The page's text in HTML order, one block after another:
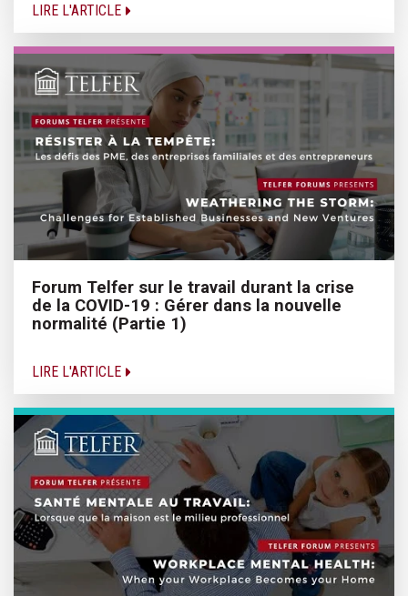
LIRE L'ARTICLE
Forum Telfer sur le travail durant la crise
de la COVID-19 : Gérer dans la nouvelle
normalité (Partie 1)
LIRE L'ARTICLE